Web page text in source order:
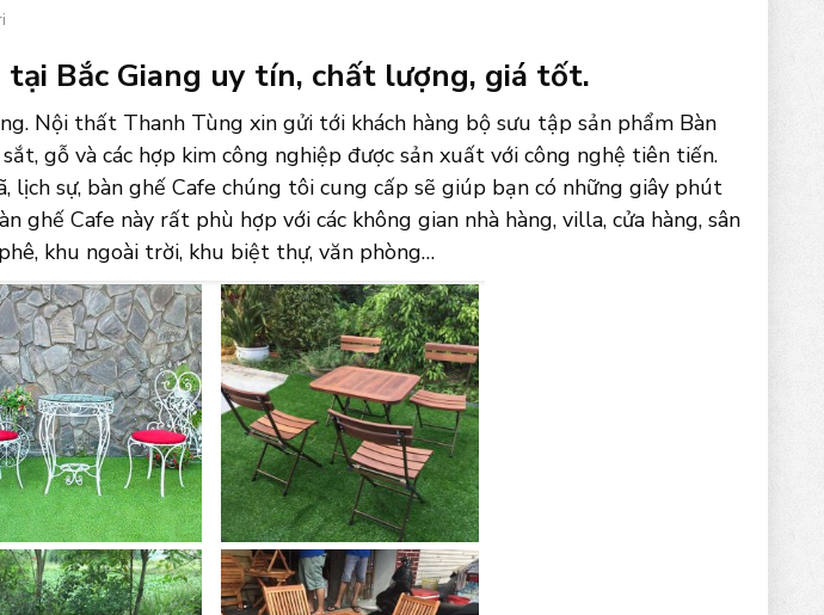
tại Bắc Giang uy tín, chất lượng, giá tốt.
Nội thất Thanh Tùng xin gửi tới khách hàng bộ sưu tập sản phẩm Bàn
gỗ và các hợp kim công nghiệp được sản xuất với công nghệ tiên tiến.
lịch sự, bàn ghế Cafe chúng tôi cung cấp sẽ giúp bạn có những giây phút
ghế Cafe này rất phù hợp với các không gian nhà hàng, villa, cửa hàng, sân
khu ngoài trời, khu biệt thự, văn phòng…